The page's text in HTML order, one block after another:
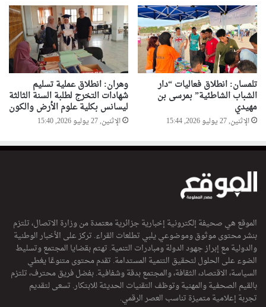
م
ي
ن
ب
س
ب
ب
ا
ل
ر
س
ن
تلمسان: انطلاق فعاليات “دار
الشباب الشاطئية” بمرسى بن
مهيدي
الإثنين, 27 يوليو 2026, 15:44
وهران: انطلاق عملية تسليم
شهادات التخرج لطلبة السنة الثالثة
ليسانس بكلية علوم الأرض والكون
الإثنين, 27 يوليو 2026, 15:40
الموقع هي صحيفة إلكترونية إخبارية جزائرية معتمدة من وزارة الاتصال، تلتزم
بنشر محتوى موثوق وموضوعي يلبي تطلعات القراء. تركز على الأخبار الوطنية
والدولية مع إبراز جهود الدولة ومبادرات التنمية. تهتم بقضايا المجتمع وتسليط
الضوء على الحلول لتحقيق التنمية المستدامة. تقدم محتوى متنوعًا يغطي
السياسة، الاقتصاد، الثقافة، والمجتمع بدقة وشفافية. بفضل فريق محترف، تلتزم
بالقيم الصحفية والمهنية وتوظف التقنيات الحديثة للابتكار. تسعى لتقديم
تجربة إعلامية متميزة تناسب العصر الرقمي.